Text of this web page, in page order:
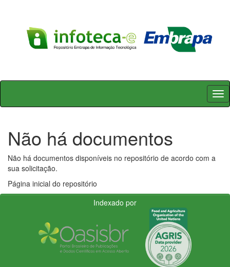
Skip
Não há documentos
Não há documentos disponíveis no repositório de acordo com a
sua solicitação.
Página inicial do repositório
Indexado por